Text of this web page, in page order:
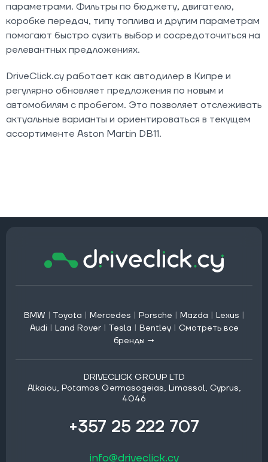
параметрами. Фильтры по бюджету, двигателю,
коробке передач, типу топлива и другим параметрам
помогают быстро сузить выбор и сосредоточиться на
релевантных предложениях.
DriveClick.cy работает как автодилер в Кипре и
регулярно обновляет предложения по новым и
автомобилям с пробегом. Это позволяет отслеживать
актуальные варианты и ориентироваться в текущем
ассортименте Aston Martin DB11.
BMW | Toyota | Mercedes | Porsche | Mazda | Lexus |
Audi | Land Rover | Tesla | Bentley | Смотреть все
бренды →
DRIVECLICK GROUP LTD
Alkaiou, Potamos Germasogeias, Limassol, Cyprus,
4046
+357 25 222 707
info@driveclick.cy